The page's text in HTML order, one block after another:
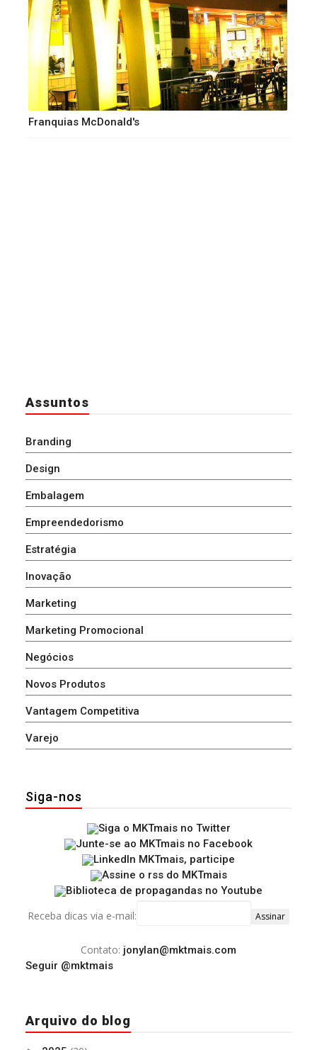
Franquias McDonald's
Assuntos
Branding
Design
Embalagem
Empreendedorismo
Estratégia
Inovação
Marketing
Marketing Promocional
Negócios
Novos Produtos
Vantagem Competitiva
Varejo
Siga-nos
Receba dicas via e-mail:
Contato: jonylan@mktmais.com
Seguir @mktmais
Arquivo do blog